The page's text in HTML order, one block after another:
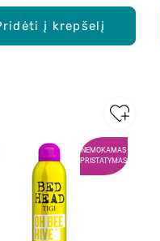
į krepšelį
NEMOKAMAS
PRISTATYMAS